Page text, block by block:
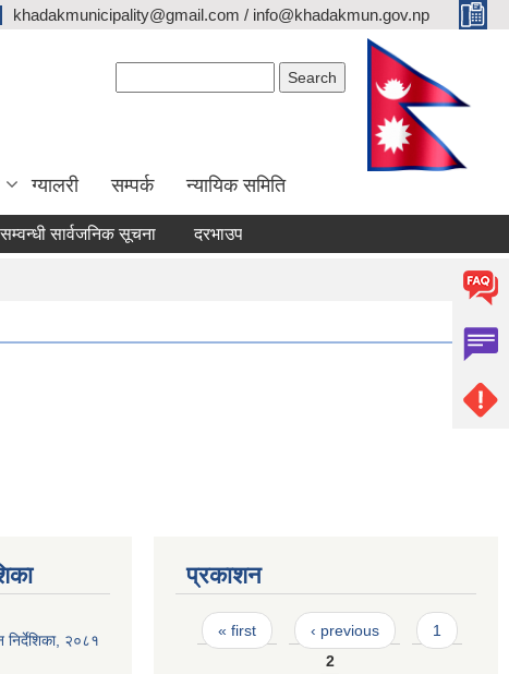
khadakmunicipality@gmail.com / info@khadakmun.gov.np
ग्यालरी सम्पर्क न्यायिक समिति
सार्वजनिक सूचना दरभाउपत्र स्वीकृत गर्ने आश्यको सूचना
२०८१
प्रकाशन
Pages
« first ‹ previous
1
2